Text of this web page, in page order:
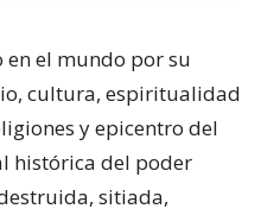
en el mundo por su
cultura, espiritualidad
y epicentro del
histórica del poder
sitiada,